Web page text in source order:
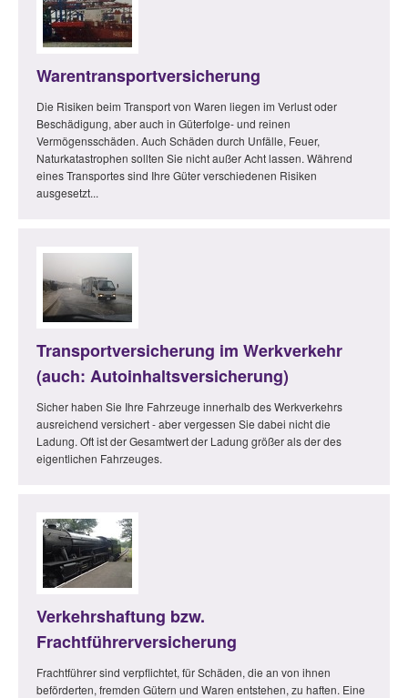
Warentransportversicherung
Die Risiken beim Transport von Waren liegen im Verlust oder
Beschädigung, aber auch in Güterfolge- und reinen
Vermögensschäden. Auch Schäden durch Unfälle, Feuer,
Naturkatastrophen sollten Sie nicht außer Acht lassen. Während
eines Transportes sind Ihre Güter verschiedenen Risiken
ausgesetzt...
Transportversicherung im Werkverkehr
(auch: Autoinhaltsversicherung)
Sicher haben Sie Ihre Fahrzeuge innerhalb des Werkverkehrs
ausreichend versichert - aber vergessen Sie dabei nicht die
Ladung. Oft ist der Gesamtwert der Ladung größer als der des
eigentlichen Fahrzeuges.
Verkehrshaftung bzw.
Frachtführerversicherung
Frachtführer sind verpflichtet, für Schäden, die an von ihnen
beförderten, fremden Gütern und Waren entstehen, zu haften. Eine